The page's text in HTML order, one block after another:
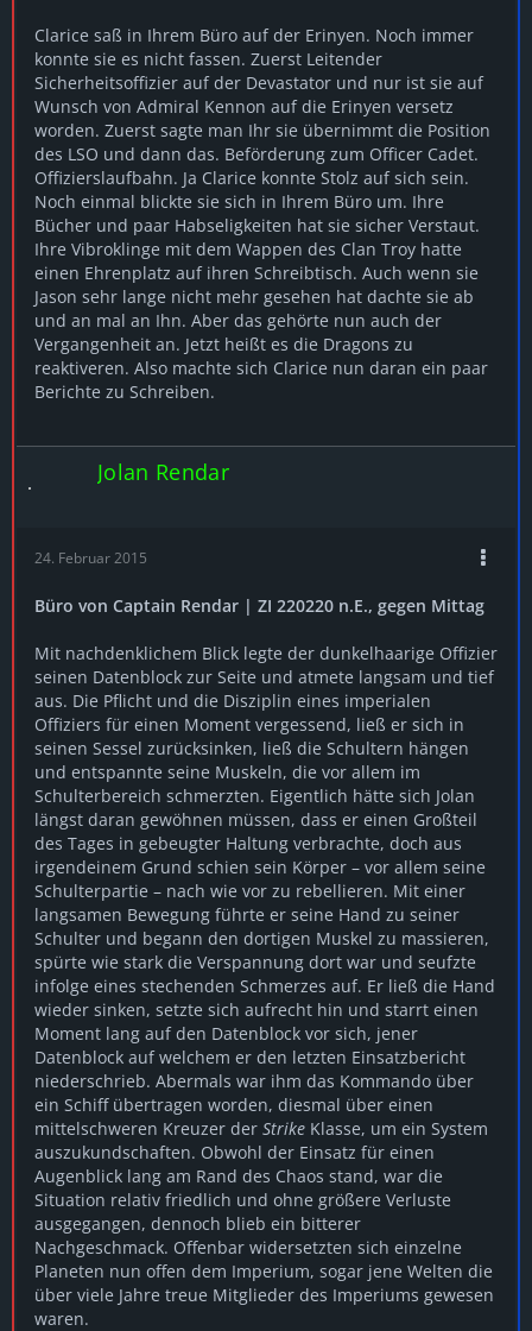
Clarice saß in Ihrem Büro auf der Erinyen. Noch immer
konnte sie es nicht fassen. Zuerst Leitender
Sicherheitsoffizier auf der Devastator und nur ist sie auf
Wunsch von Admiral Kennon auf die Erinyen versetz
worden. Zuerst sagte man Ihr sie übernimmt die Position
des LSO und dann das. Beförderung zum Officer Cadet.
Offizierslaufbahn. Ja Clarice konnte Stolz auf sich sein.
Noch einmal blickte sie sich in Ihrem Büro um. Ihre
Bücher und paar Habseligkeiten hat sie sicher Verstaut.
Ihre Vibroklinge mit dem Wappen des Clan Troy hatte
einen Ehrenplatz auf ihren Schreibtisch. Auch wenn sie
Jason sehr lange nicht mehr gesehen hat dachte sie ab
und an mal an Ihn. Aber das gehörte nun auch der
Vergangenheit an. Jetzt heißt es die Dragons zu
reaktiveren. Also machte sich Clarice nun daran ein paar
Berichte zu Schreiben.
Jolan Rendar
24. Februar 2015
Büro von Captain Rendar | ZI 220220 n.E., gegen Mittag
Mit nachdenklichem Blick legte der dunkelhaarige Offizier
seinen Datenblock zur Seite und atmete langsam und tief
aus. Die Pflicht und die Disziplin eines imperialen
Offiziers für einen Moment vergessend, ließ er sich in
seinen Sessel zurücksinken, ließ die Schultern hängen
und entspannte seine Muskeln, die vor allem im
Schulterbereich schmerzten. Eigentlich hätte sich Jolan
längst daran gewöhnen müssen, dass er einen Großteil
des Tages in gebeugter Haltung verbrachte, doch aus
irgendeinem Grund schien sein Körper – vor allem seine
Schulterpartie – nach wie vor zu rebellieren. Mit einer
langsamen Bewegung führte er seine Hand zu seiner
Schulter und begann den dortigen Muskel zu massieren,
spürte wie stark die Verspannung dort war und seufzte
infolge eines stechenden Schmerzes auf. Er ließ die Hand
wieder sinken, setzte sich aufrecht hin und starrt einen
Moment lang auf den Datenblock vor sich, jener
Datenblock auf welchem er den letzten Einsatzbericht
niederschrieb. Abermals war ihm das Kommando über
ein Schiff übertragen worden, diesmal über einen
mittelschweren Kreuzer der Strike Klasse, um ein System
auszukundschaften. Obwohl der Einsatz für einen
Augenblick lang am Rand des Chaos stand, war die
Situation relativ friedlich und ohne größere Verluste
ausgegangen, dennoch blieb ein bitterer
Nachgeschmack. Offenbar widersetzten sich einzelne
Planeten nun offen dem Imperium, sogar jene Welten die
über viele Jahre treue Mitglieder des Imperiums gewesen
waren.